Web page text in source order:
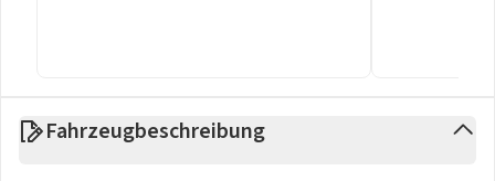
Fahrzeugbeschreibung